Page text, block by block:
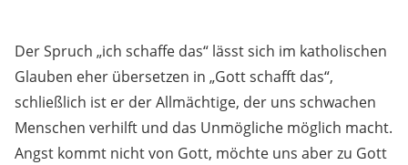
Der Spruch „ich schaffe das“ lässt sich im katholischen
Glauben eher übersetzen in „Gott schafft das“,
schließlich ist er der Allmächtige, der uns schwachen
Menschen verhilft und das Unmögliche möglich macht.
Angst kommt nicht von Gott, möchte uns aber zu Gott